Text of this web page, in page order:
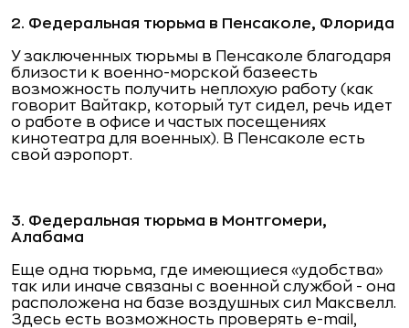
2. Федеральная тюрьма в Пенсаколе, Флорида
У заключенных тюрьмы в Пенсаколе благодаря
близости к военно-морской базеесть
возможность получить неплохую работу (как
говорит Вайтакр, который тут сидел, речь идет
о работе в офисе и частых посещениях
кинотеатра для военных). В Пенсаколе есть
свой аэропорт.
3. Федеральная тюрьма в Монтгомери,
Алабама
Еще одна тюрьма, где имеющиеся «удобства»
так или иначе связаны с военной службой - она
расположена на базе воздушных сил Максвелл.
Здесь есть возможность проверять e-mail,